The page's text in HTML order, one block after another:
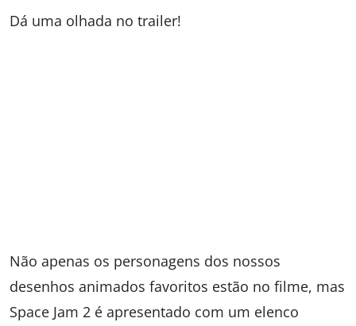
Dá uma olhada no trailer!
Não apenas os personagens dos nossos
desenhos animados favoritos estão no filme, mas
Space Jam 2 é apresentado com um elenco